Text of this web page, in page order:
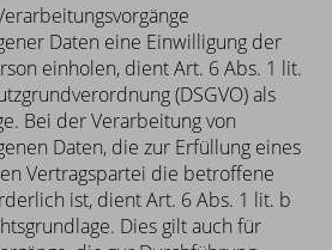
Daten eine Einwilligung der
einholen, dient Art. 6 Abs. 1 lit.
(DSGVO) als
Bei der Verarbeitung von
Daten, die zur Erfüllung eines
Vertragspartei die betroffene
ist, dient Art. 6 Abs. 1 lit. b
Dies gilt auch für